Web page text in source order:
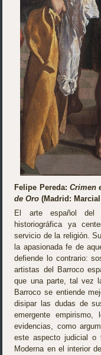
Felipe Pereda:Crimen
de Oro (Madrid:
El arte español del
historiográfica ya
servicio de la religión.
la apasionada fe de
defiende lo contrario:
artistas del Barroco
que una parte, tal vez
Barroco se entiende
disipar las dudas de
emergente
evidencias, como
este aspecto judicial o
Moderna en el interior